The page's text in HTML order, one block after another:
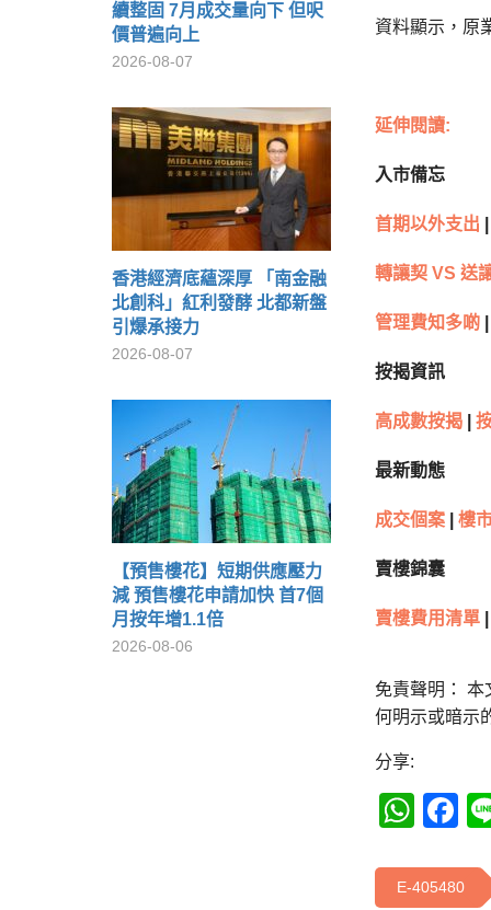
續整固 7月成交量向下 但呎
價普遍向上
2026-08-07
香港經濟底蘊深厚 「南金融
北創科」紅利發酵 北都新盤
引爆承接力
2026-08-07
【預售樓花】短期供應壓力
減 預售樓花申請加快 首7個
月按年增1.1倍
2026-08-06
資料顯示，原
延伸閱讀:
入市備忘
首期以外支出
轉讓契 VS 送
管理費知多啲
按揭資訊
高成數按揭
最新動態
成交個案 樓
賣樓錦囊
賣樓費用清單
免責聲明：
何明示或暗示
分享:
E-405480